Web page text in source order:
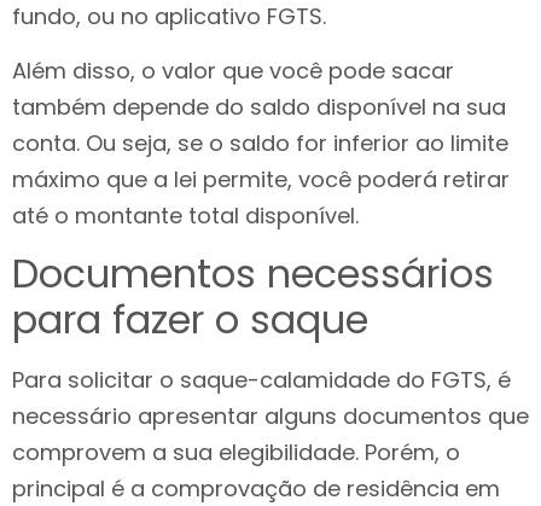
fundo, ou no aplicativo FGTS.
Além disso, o valor que você pode sacar
também depende do saldo disponível na sua
conta. Ou seja, se o saldo for inferior ao limite
máximo que a lei permite, você poderá retirar
até o montante total disponível.
Documentos necessários
para fazer o saque
Para solicitar o saque-calamidade do FGTS, é
necessário apresentar alguns documentos que
comprovem a sua elegibilidade. Porém, o
principal é a comprovação de residência em